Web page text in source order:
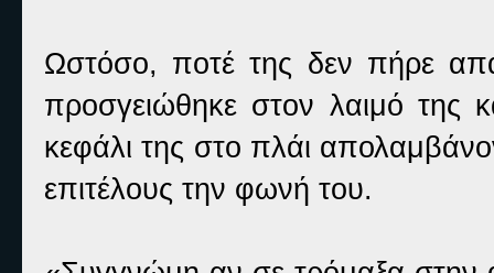
Ωστόσο, ποτέ της δεν πήρε
προσγειώθηκε στον λαιμό της
κεφάλι της στο πλάι
επιτέλους την φωνή του.